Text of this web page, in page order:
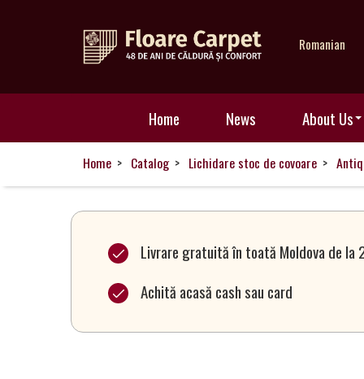
Romanian
Home News About Us
Home
Home Catalog Lichidare stoc de covoare
Livrare gratuită în toată Moldova de la
Achită acasă cash sau card